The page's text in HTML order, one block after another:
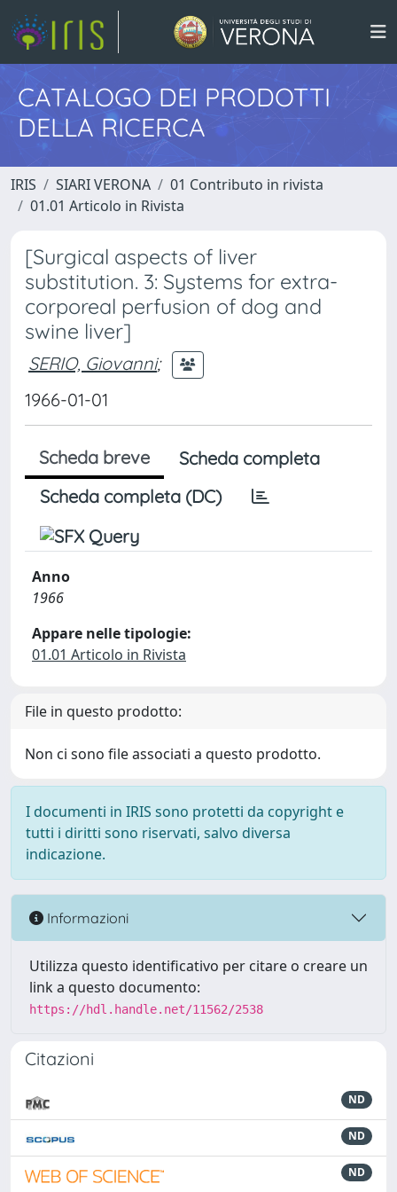
CATALOGO DEI PRODOTTI
DELLA RICERCA
IRIS SIARI VERONA
01 Contributo in rivista
01.01 Articolo in Rivista
[Surgical aspects of liver
substitution. 3: Systems for extra-
corporeal perfusion of dog and
swine liver]
SERIO, Giovanni;
1966-01-01
Scheda breve
Scheda completa
Scheda completa (DC)
Anno
1966
Appare nelle tipologie:
01.01 Articolo in Rivista
File in questo prodotto:
Non ci sono file associati a questo prodotto.
I documenti in IRIS sono protetti da copyright e
tutti i diritti sono riservati, salvo diversa
indicazione.
Informazioni
Utilizza questo identificativo per citare o creare un
link a questo documento:
https://hdl.handle.net/11562/2538
Citazioni
ND
ND
ND